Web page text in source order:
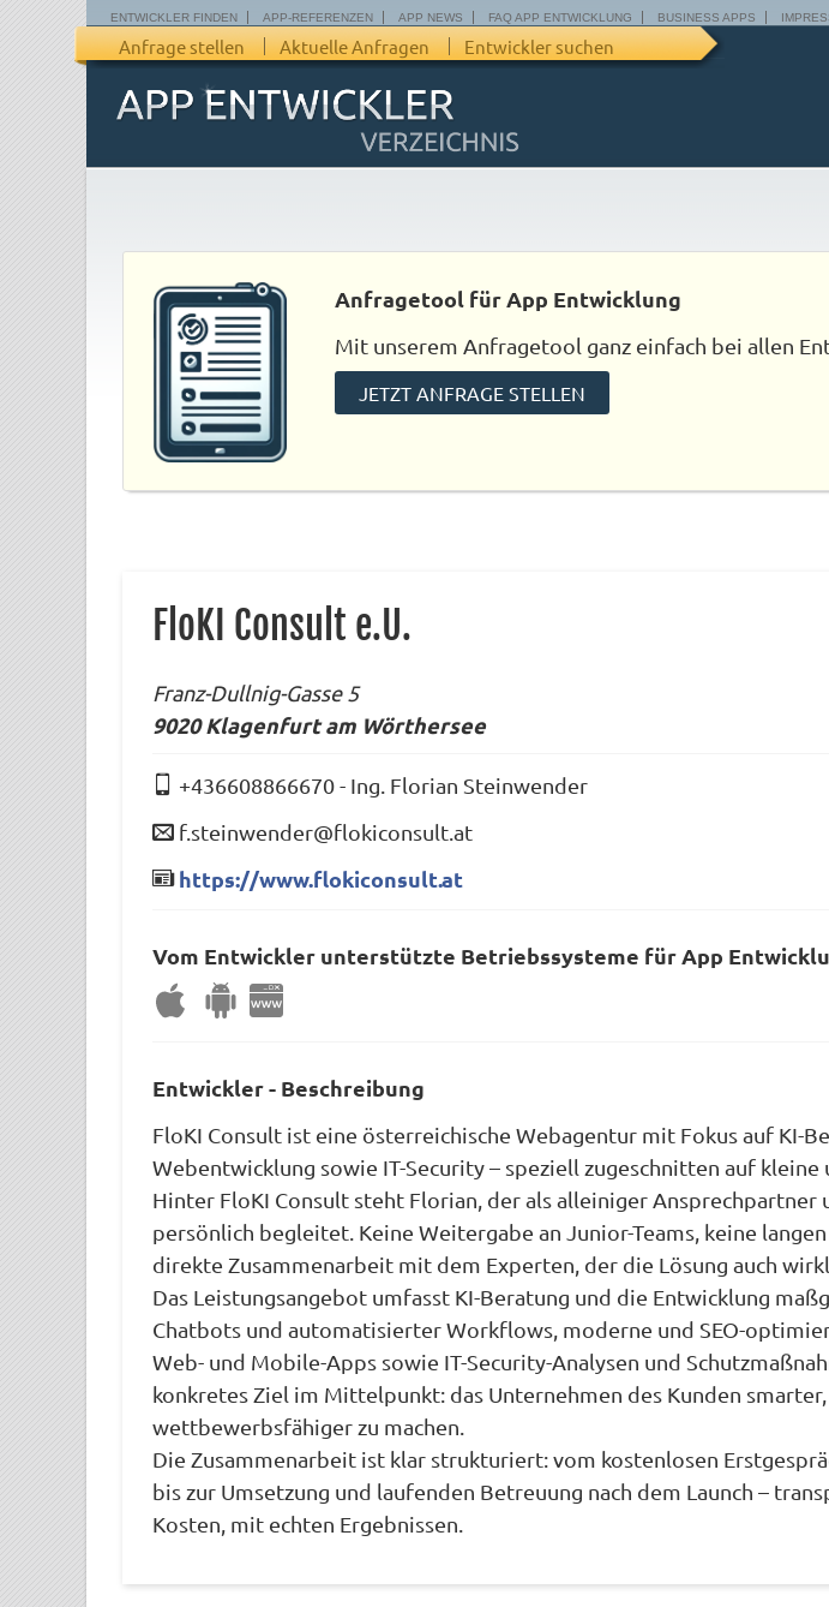
ENTWICKLER FINDEN APP-REFERENZEN APP NEWS FAQ APP ENTWICKLUNG BUSINESS APPS
Anfrage stellen Aktuelle Anfragen Entwickler suchen
Anfragetool für App Entwicklung
Mit unserem Anfragetool ganz einfach bei allen
JETZT ANFRAGE STELLEN
FloKI Consult e.U.
Franz-Dullnig-Gasse 5
9020Klagenfurt am Wörthersee
+436608866670- Ing. Florian Steinwender
f.steinwender@flokiconsult.at
https://www.flokiconsult.at
Vom Entwickler unterstützte Betriebssysteme für App
Entwickler - Beschreibung
FloKI Consult ist eine österreichische Webagentur mit Fokus auf KI-
Webentwicklung sowie IT-Security – speziell zugeschnitten auf
Hinter FloKI Consult steht Florian, der als alleiniger Ansprechpartner
persönlich begleitet. Keine Weitergabe an Junior-Teams, keine
direkte Zusammenarbeit mit dem Experten, der die Lösung auch
Das Leistungsangebot umfasst KI-Beratung und die Entwicklung
Chatbots und automatisierter Workflows, moderne und SEO-
Web- und Mobile-Apps sowie IT-Security-Analysen und
konkretes Ziel im Mittelpunkt: das Unternehmen des Kunden
wettbewerbsfähiger zu machen.
Die Zusammenarbeit ist klar strukturiert: vom kostenlosen
bis zur Umsetzung und laufenden Betreuung nach dem Launch –
Kosten, mit echten Ergebnissen.